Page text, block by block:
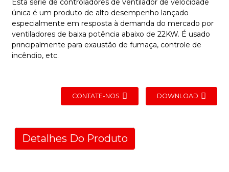
Esta série de controladores de ventilador de velocidade
única é um produto de alto desempenho lançado
especialmente em resposta à demanda do mercado por
ventiladores de baixa potência abaixo de 22KW. É usado
principalmente para exaustão de fumaça, controle de
incêndio, etc.
CONTATE-NOS DOWNLOAD
Detalhes Do Produto